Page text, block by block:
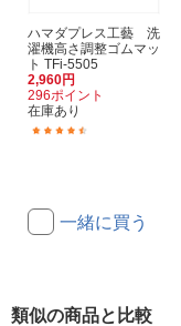
ハマダプレス工藝 洗
濯機高さ調整ゴムマッ
ト TFi-5505
2,960円
296ポイント
在庫あり
一緒に買う
類似の商品と比較